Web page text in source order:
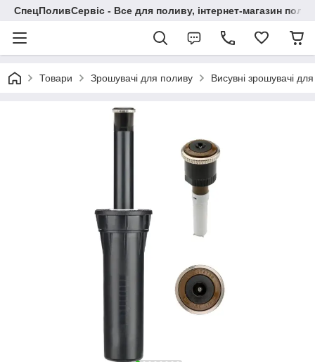
СпецПоливСервіс - Все для поливу, інтернет-магазин
Товари Зрошувачі для поливу Висувні зрошувачі